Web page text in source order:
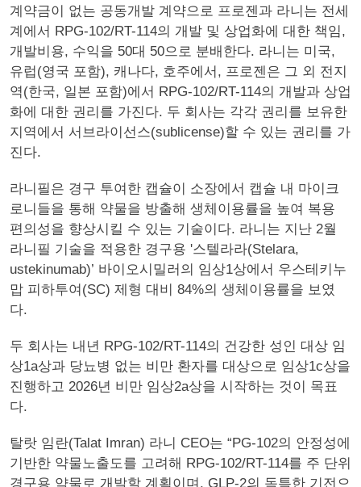
계약금이 없는 공동개발 계약으로 프로젠과 라니는 전세
계에서 RPG-102/RT-114의 개발 및 상업화에 대한 책임,
개발비용, 수익을 50대 50으로 분배한다. 라니는 미국,
유럽(영국 포함), 캐나다, 호주에서, 프로젠은 그 외 전지
역(한국, 일본 포함)에서 RPG-102/RT-114의 개발과 상업
화에 대한 권리를 가진다. 두 회사는 각각 권리를 보유한
지역에서 서브라이선스(sublicense)할 수 있는 권리를 가
진다.
라니필은 경구 투여한 캡슐이 소장에서 캡슐 내 마이크
로니들을 통해 약물을 방출해 생체이용률을 높여 복용
편의성을 향상시킬 수 있는 기술이다. 라니는 지난 2월
라니필 기술을 적용한 경구용 '스텔라라(Stelara,
ustekinumab)’ 바이오시밀러의 임상1상에서 우스테키누
맙 피하투여(SC) 제형 대비 84%의 생체이용률을 보였
다.
두 회사는 내년 RPG-102/RT-114의 건강한 성인 대상 임
상1a상과 당뇨병 없는 비만 환자를 대상으로 임상1c상을
진행하고 2026년 비만 임상2a상을 시작하는 것이 목표
다.
탈랏 임란(Talat Imran) 라니 CEO는 “PG-102의 안정성에
기반한 약물노출도를 고려해 RPG-102/RT-114를 주 단위
경구용 약물로 개발할 계획이며, GLP-2의 독특한 기전으